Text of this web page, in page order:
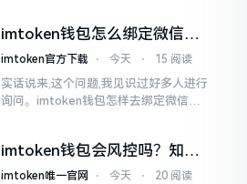
imtoken钱包怎么绑定微信？
答案可能让你失望
imtoken官方下载 ⋅ 今天 ⋅ 15 阅读
实话说来,这个问题,我见识过好多人进行
询问。imtoken钱包怎样去绑定微信呢?
试。随后予以明晰
imtoken钱包会风控吗？知乎
上的说法靠不靠谱，老币民告
imtoken唯一官网 ⋅ 今天 ⋅ 20 阅读